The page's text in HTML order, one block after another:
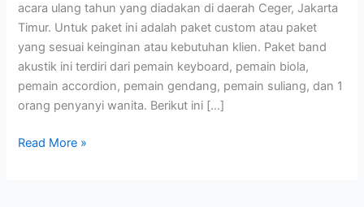
acara ulang tahun yang diadakan di daerah Ceger, Jakarta
Timur. Untuk paket ini adalah paket custom atau paket
yang sesuai keinginan atau kebutuhan klien. Paket band
akustik ini terdiri dari pemain keyboard, pemain biola,
pemain accordion, pemain gendang, pemain suliang, dan 1
orang penyanyi wanita. Berikut ini […]
Read More »